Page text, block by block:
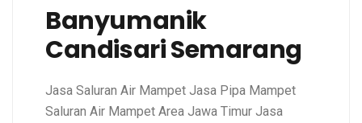
Banyumanik
Candisari Semarang
Jasa Saluran Air Mampet Jasa Pipa Mampet
Saluran Air Mampet Area Jawa Timur Jasa